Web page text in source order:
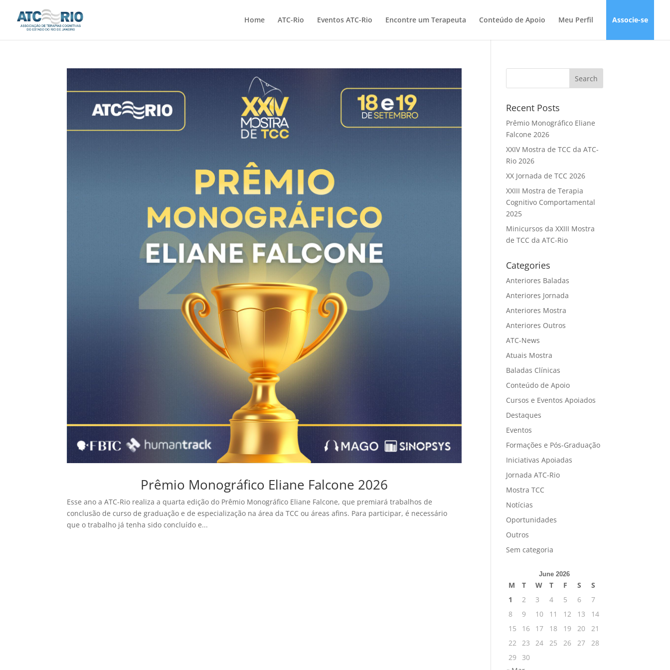
Home ATC-Rio Eventos ATC-Rio Encontre um Terapeuta Conteúdo de Apoio Meu Perfil Associe-se
Prêmio Monográfico Eliane Falcone 2026
Esse ano a ATC-Rio realiza a quarta edição do Prêmio Monográfico Eliane Falcone, que premiará trabalhos de
conclusão de curso de graduação e de especialização na área da TCC ou áreas afins. Para participar, é necessário
que o trabalho já tenha sido concluído e...
Recent Posts
Prêmio Monográfico Eliane
Falcone 2026
XXIV Mostra de TCC da ATC-
Rio 2026
XX Jornada de TCC 2026
XXIII Mostra de Terapia
Cognitivo Comportamental
2025
Minicursos da XXIII Mostra
de TCC da ATC-Rio
Categories
Anteriores Baladas
Anteriores Jornada
Anteriores Mostra
Anteriores Outros
ATC-News
Atuais Mostra
Baladas Clínicas
Conteúdo de Apoio
Cursos e Eventos Apoiados
Destaques
Eventos
Formações e Pós-Graduação
Iniciativas Apoiadas
Jornada ATC-Rio
Mostra TCC
Notícias
Oportunidades
Outros
Sem categoria
June 2026
M T W T F S
S
1
2 3 4 5 6
7
8
9 10 11 12 13
14
15
16 17 18 19 20
21
22
23 24 25 26 27
28
29
30